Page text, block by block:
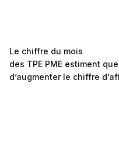
Le chiffre du mois
des TPE PME estiment
d’augmenter le chiffre